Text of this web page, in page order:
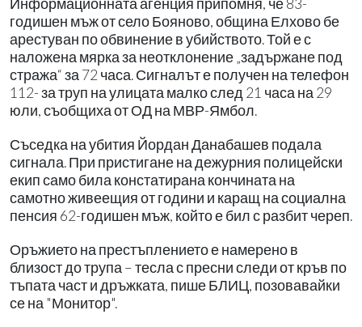
годишен мъж от село Бояново, община Елхово бе
арестуван по обвинение в убийството. Той е с
наложена мярка за неотклонение „задържане под
стража“ за 72 часа. Сигналът е получен на телефон
112- за труп на улицата малко след 21 часа на 29
юли, съобщиха от ОД на МВР-Ямбол.
Съседка на убития Йордан Данабашев подала
сигнала. При пристигане на дежурния полицейски
екип само била констатирана кончината на
самотно живеещия от години и каращ на социална
пенсия 62-годишен мъж, който е бил с разбит череп.
Оръжието на престъплението е намерено в
близост до трупа – тесла с пресни следи от кръв по
тъпата част и дръжката, пише БЛИЦ, позовавайки
се на "Монитор".